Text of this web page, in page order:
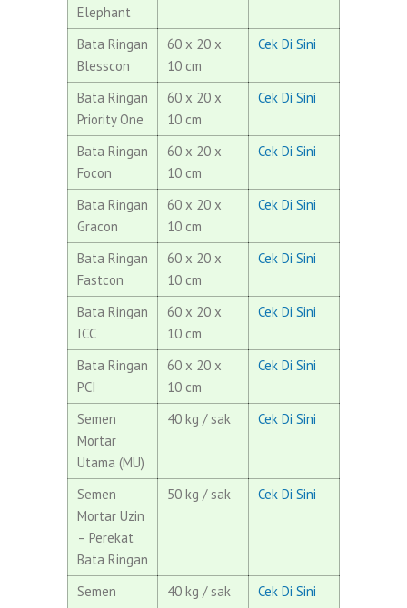
Elephant
Bata Ringan
Blesscon
60 x 20 x
10 cm
Cek Di Sini
Bata Ringan
Priority One
60 x 20 x
10 cm
Cek Di Sini
Bata Ringan
Focon
60 x 20 x
10 cm
Cek Di Sini
Bata Ringan
Gracon
60 x 20 x
10 cm
Cek Di Sini
Bata Ringan
Fastcon
60 x 20 x
10 cm
Cek Di Sini
Bata Ringan
ICC
60 x 20 x
10 cm
Cek Di Sini
Bata Ringan
PCI
60 x 20 x
10 cm
Cek Di Sini
Semen
Mortar
Utama (MU)
40 kg / sak Cek Di Sini
Semen
Mortar Uzin
– Perekat
Bata Ringan
50 kg / sak Cek Di Sini
Semen
40 kg / sak Cek Di Sini